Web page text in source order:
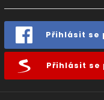
Přihlásit se
Přihlásit se